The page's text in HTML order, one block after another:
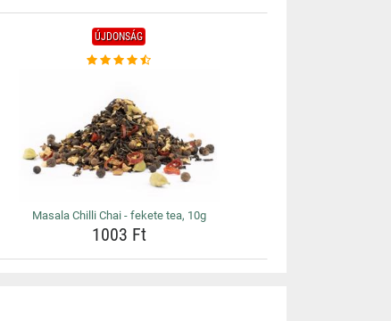
ÚJDONSÁG
Masala Chilli Chai - fekete tea, 10g
1003 Ft